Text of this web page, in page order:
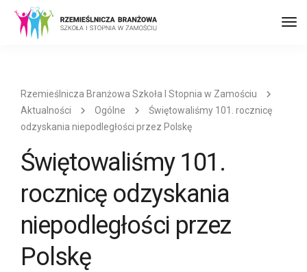
Rzemieślnicza Branżowa Szkoła I Stopnia w Zamościu
Aktualności
Ogólne
Świętowaliśmy 101. rocznicę
odzyskania niepodległości przez Polskę
Świętowaliśmy 101.
rocznicę odzyskania
niepodległości przez
Polskę